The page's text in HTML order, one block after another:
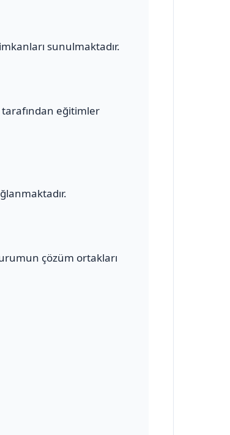
sunulmaktadır.
eğitimler
çözüm ortakları